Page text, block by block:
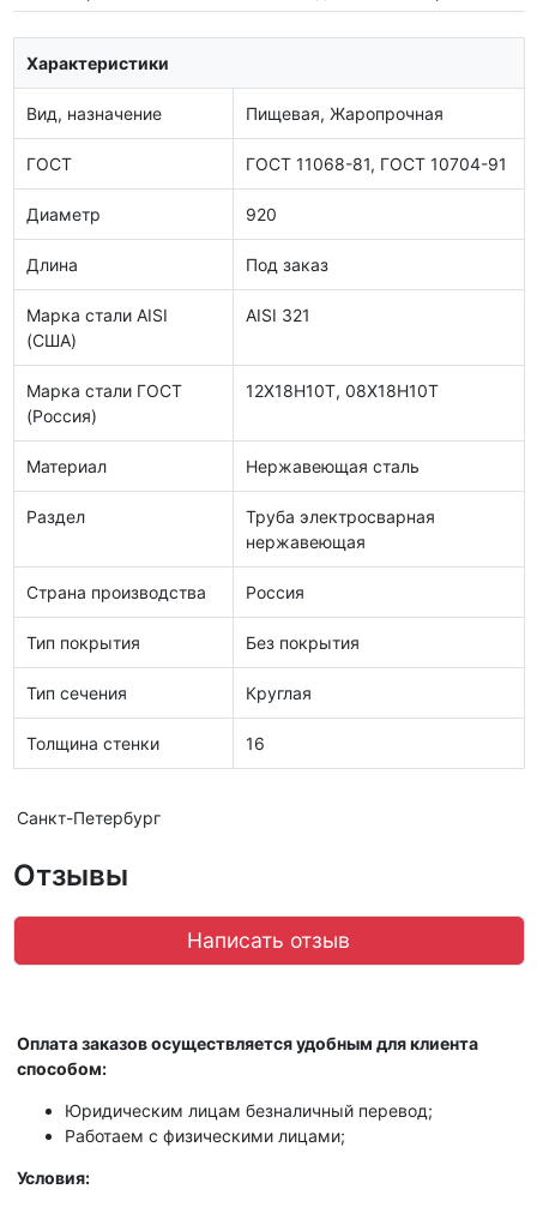
Характеристики
Вид, назначение Пищевая, Жаропрочная
ГОСТ ГОСТ 11068-81, ГОСТ 10704-91
Диаметр 920
Длина Под заказ
Марка стали AISI
(США)
AISI 321
Марка стали ГОСТ
(Россия)
12Х18Н10Т, 08Х18Н10Т
Материал Нержавеющая сталь
Раздел
Труба электросварная
нержавеющая
Страна производства Россия
Тип покрытия Без покрытия
Тип сечения Круглая
Толщина стенки 16
Санкт-Петербург
Отзывы
Написать отзыв
Оплата заказов осуществляется удобным для клиента
способом:
Юридическим лицам безналичный перевод;
Работаем с физическими лицами;
Условия: